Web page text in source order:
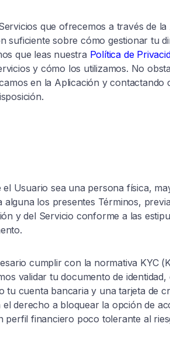
que ofrecemos a través de la
suficiente sobre cómo gestionar tu
que leas nuestra Política de
y cómo los utilizamos. No
en la Aplicación y contactando
Usuario sea una persona física,
los presentes Términos,
y del Servicio conforme a las
cumplir con la normativa KYC
validar tu documento de identidad,
tu cuenta bancaria y una tarjeta de
derecho a bloquear la opción de
perfil financiero poco tolerante al